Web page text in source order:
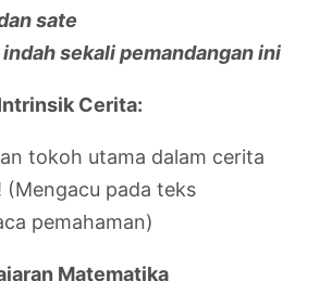
sate
indah sekali pemandangan ini
Cerita:
tokoh utama dalam cerita
(Mengacu pada teks
pemahaman)
Matematika